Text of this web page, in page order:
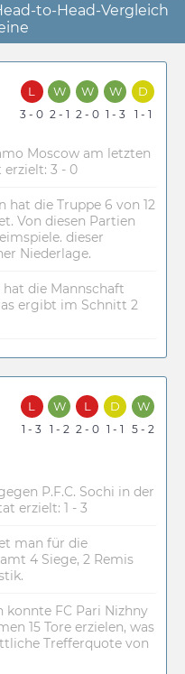
to-Head-Vergleich
L
3 - 0
W
2 - 1
W
2 - 0
W
1 - 3
D
1 - 1
Moscow am letzten
3 - 0
hat die Truppe 6 von 12
Von diesen Partien
dieser
Niederlage.
hat die Mannschaft
ergibt im Schnitt 2
L
1 - 3
W
1 - 2
L
2 - 0
D
1 - 1
W
5 - 2
P.F.C. Sochi in der
erzielt: 1 - 3
man für die
4 Siege, 2 Remis
konnte FC Pari Nizhny
15 Tore erzielen, was
Trefferquote von